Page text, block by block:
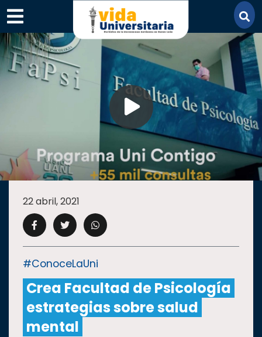
×
SECCIONES
ACADEMIA
CAMPUS UANL
CULTURA
DEPORTES
22 abril, 2021
#ConoceLaUni
Crea Facultad de Psicología
estrategias sobre salud
mental